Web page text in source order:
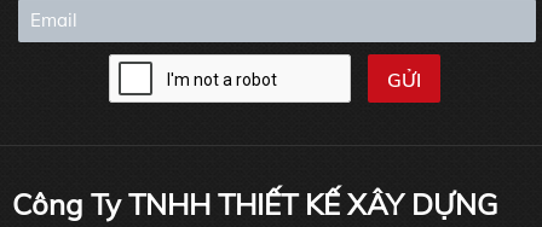
Công Ty TNHH THIẾT KẾ XÂY DỰNG